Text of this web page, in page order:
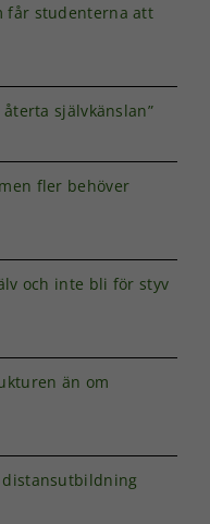
får studenterna att
självkänslan”
fler behöver
och inte bli för styv
än om
Nödvändiga
välja bort. De
behövs för